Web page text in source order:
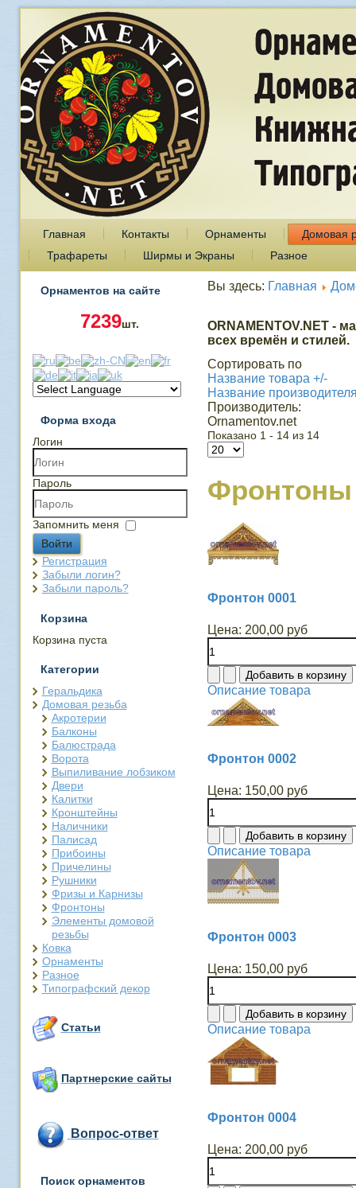
Главная Контакты Орнаменты
Домовая
Трафареты
Ширмы и Экраны Разное
Орнаментов на сайте
7239шт.
Форма входа
Логин
Пароль
Запомнить меня
Войти
Регистрация
Забыли логин?
Забыли пароль?
Корзина
Корзина пуста
Категории
Геральдика
Домовая резьба
Акротерии
Балконы
Балюстрада
Ворота
Выпиливание лобзиком
Двери
Калитки
Кронштейны
Наличники
Палисад
Прибоины
Причелины
Рушники
Фризы и Карнизы
Фронтоны
Элементы домовой
резьбы
Ковка
Орнаменты
Разное
Типографский декор
Статьи
Партнерские сайты
Вопрос-ответ
Поиск орнаментов
Вы здесь: Главная
ORNAMENTOV.NET -
всех времён и стилей.
Сортировать по
Название товара +/-
Название
Производитель:
Ornamentov.net
Показано 1 - 14 из 14
Фронтоны
Фронтон 0001
Цена: 200,00 руб
Описание товара
Фронтон 0002
Цена: 150,00 руб
Описание товара
Фронтон 0003
Цена: 150,00 руб
Описание товара
Фронтон 0004
Цена: 200,00 руб